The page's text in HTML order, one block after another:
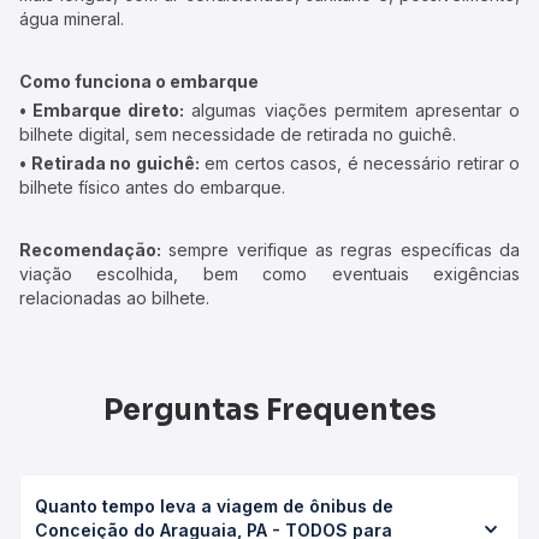
água mineral.
Como funciona o embarque
• Embarque direto: algumas viações permitem apresentar o
bilhete digital, sem necessidade de retirada no guichê.
• Retirada no guichê: em certos casos, é necessário retirar o
bilhete físico antes do embarque.
Recomendação: sempre verifique as regras específicas da
viação escolhida, bem como eventuais exigências
relacionadas ao bilhete.
Perguntas Frequentes
Quanto tempo leva a viagem de ônibus de
Conceição do Araguaia, PA - TODOS para